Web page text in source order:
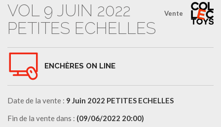
Vente
VOL 9 JUIN 2022
PETITES ECHELLES
ENCHÈRES ON LINE
Date de la vente : 9 Juin 2022 PETITES ECHELLES
Fin de la vente dans : (09/06/2022 20:00)